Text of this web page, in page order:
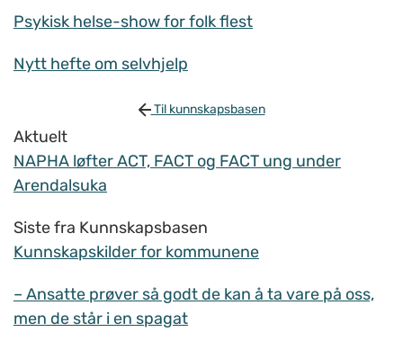
Psykisk helse-show for folk flest
Nytt hefte om selvhjelp
Til kunnskapsbasen
Aktuelt
NAPHA løfter ACT, FACT og FACT ung under
Arendalsuka
Siste fra Kunnskapsbasen
Kunnskapskilder for kommunene
– Ansatte prøver så godt de kan å ta vare på oss,
men de står i en spagat